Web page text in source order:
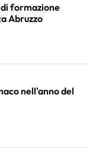
formazione
Abruzzo
nell'anno del